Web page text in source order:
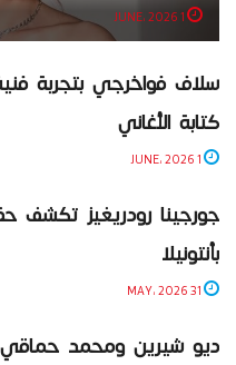
سلاف فواخرجي بتجربة
كتابة الأغاني
جورجينا رودريغيز تكشف
بأنتونيلا
ديو شيرين ومحمد